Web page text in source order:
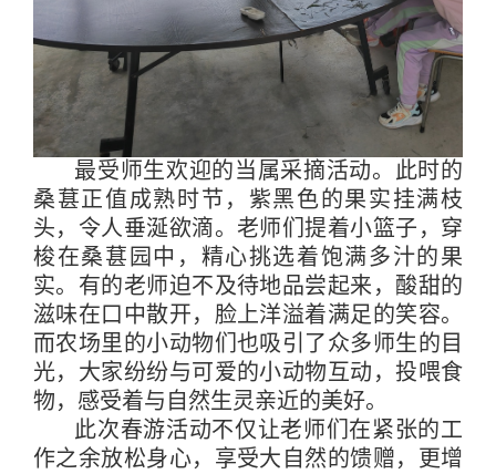
最受师生欢迎的当属采摘活动。此时的
桑葚正值成熟时节，紫黑色的果实挂满枝
头，令人垂涎欲滴。老师们提着小篮子，穿
梭在桑葚园中，精心挑选着饱满多汁的果
实。有的老师迫不及待地品尝起来，酸甜的
滋味在口中散开，脸上洋溢着满足的笑容。
而农场里的小动物们也吸引了众多师生的目
光，大家纷纷与可爱的小动物互动，投喂食
物，感受着与自然生灵亲近的美好。
此次春游活动不仅让老师们在紧张的工
作之余放松身心，享受大自然的馈赠，更增